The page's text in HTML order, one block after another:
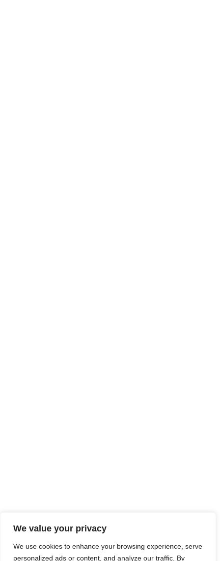
We value your privacy
We use cookies to enhance your browsing experience, serve
personalized ads or content, and analyze our traffic. By